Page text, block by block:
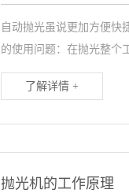
自动抛光虽说更加方便快
的使用问题：在抛光整个
了解详情 +
抛光机的工作原理